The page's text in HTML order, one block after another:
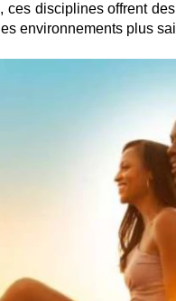
ces disciplines offrent
environnements plus